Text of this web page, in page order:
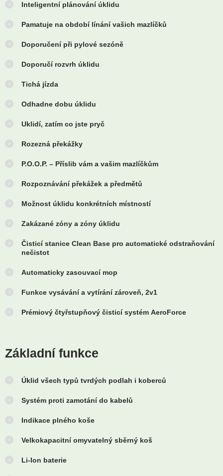
Inteligentní plánování úklidu
Pamatuje na období línání vašich mazlíčků
Doporučení při pylové sezóně
Doporučí rozvrh úklidu
Tichá jízda
Odhadne dobu úklidu
Uklidí, zatím co jste pryč
Rozezná překážky
P.O.O.P. – Příslib vám a vašim mazlíčkům
Rozpoznávání překážek a předmětů
Možnost úklidu konkrétních místností
Zakázané zóny a zóny úklidu
Čisticí stanice Clean Base pro automatické odstraňování
nečistot
Automaticky zasouvací mop
Funkce vysávání a vytírání zároveň, 2v1
Prémiový čtyřstupňový čisticí systém AeroForce
Základní funkce
Úklid všech typů tvrdých podlah i koberců
Systém proti zamotání do kabelů
Indikace plného koše
Velkokapacitní omyvatelný sběrný koš
Li-Ion baterie